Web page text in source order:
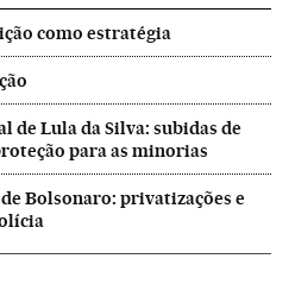
como estratégia
de Lula da Silva: subidas de
para as minorias
Bolsonaro: privatizações e